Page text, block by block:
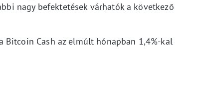
nagy befektetések várhatók a következő
Bitcoin Cash az elmúlt hónapban 1,4%-kal